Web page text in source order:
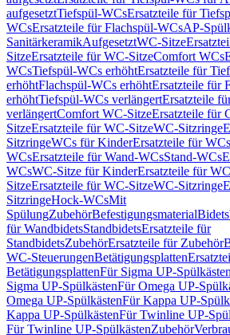
aufgesetztTiefspül-WCsErsatzteile für
WCsErsatzteile für Flachspül-WCsAP-
SanitärkeramikAufgesetztWC-Sitze
SitzeErsatzteile für WC-SitzeComfort WCs
WCsTiefspül-WCs erhöhtErsatzteile für
erhöhtFlachspül-WCs erhöhtErsatzteile für
erhöhtTiefspül-WCs verlängertErsatzteile
verlängertComfort WC-SitzeErsatzteile für
SitzeErsatzteile für WC-SitzeWC-Sitzringe
SitzringeWCs für KinderErsatzteile für
WCsErsatzteile für Wand-WCsStand-WCs
WCsWC-Sitze für KinderErsatzteile für
SitzeErsatzteile für WC-SitzeWC-Sitzringe
SitzringeHock-WCsMit
SpülungZubehörBefestigungsmaterialBidets
für WandbidetsStandbidetsErsatzteile für
StandbidetsZubehörErsatzteile für Zubehör
WC-SteuerungenBetätigungsplatten
BetätigungsplattenFür Sigma UP-Spülkästen
Sigma UP-SpülkästenFür Omega UP-
Omega UP-SpülkästenFür Kappa UP-
Kappa UP-SpülkästenFür Twinline UP-
Für Twinline UP-SpülkästenZubehör